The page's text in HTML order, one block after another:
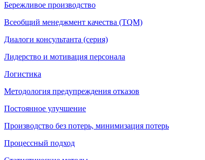
Бережливое производство
Всеобщий менеджмент качества (TQM)
Диалоги консультанта (cерия)
Лидерство и мотивация персонала
Логистика
Методология предупреждения отказов
Постоянное улучшение
Производство без потерь, минимизация потерь
Процессный подход